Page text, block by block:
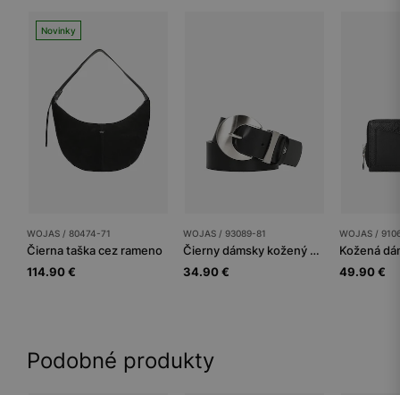
Novinky
WOJAS / 80474-71
Čierna taška cez rameno
114.90 €
WOJAS / 93089-81
Čierny dámsky kožený opasok s veľkou striebornou prackou
34.90 €
WOJAS /
49.90 €
Podobné produkty